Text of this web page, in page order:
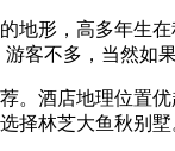
地形，高多年生
客不多，当然如
。酒店地理位置
林芝大鱼秋别